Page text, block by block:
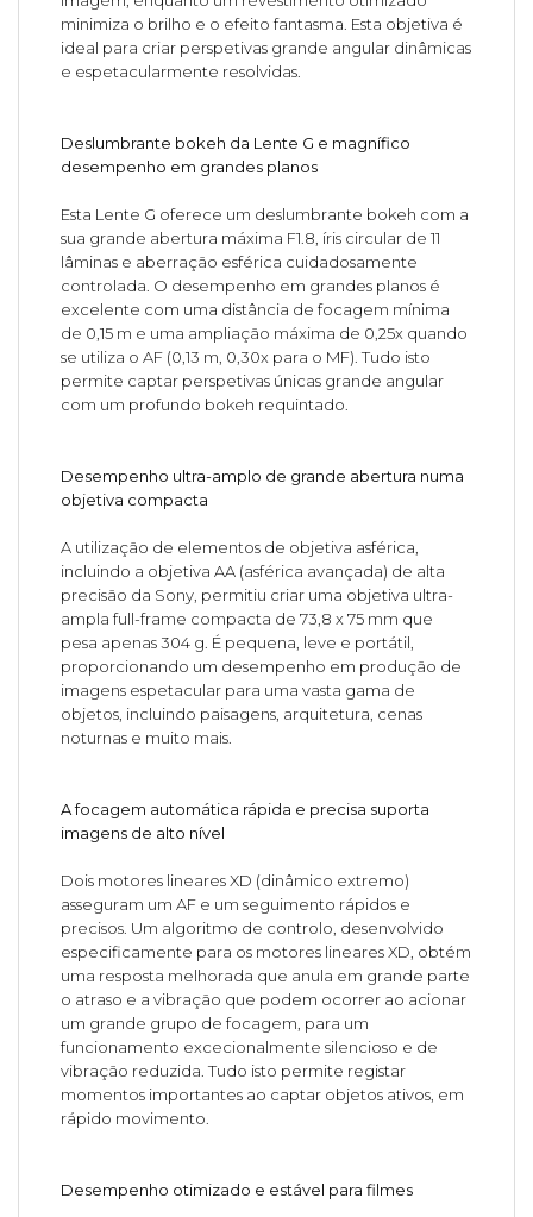
minimiza o brilho e o efeito fantasma. Esta objetiva é
ideal para criar perspetivas grande angular dinâmicas
e espetacularmente resolvidas.
Deslumbrante bokeh da Lente G e magnífico
desempenho em grandes planos
Esta Lente G oferece um deslumbrante bokeh com a
sua grande abertura máxima F1.8, íris circular de 11
lâminas e aberração esférica cuidadosamente
controlada. O desempenho em grandes planos é
excelente com uma distância de focagem mínima
de 0,15 m e uma ampliação máxima de 0,25x quando
se utiliza o AF (0,13 m, 0,30x para o MF). Tudo isto
permite captar perspetivas únicas grande angular
com um profundo bokeh requintado.
Desempenho ultra-amplo de grande abertura numa
objetiva compacta
A utilização de elementos de objetiva asférica,
incluindo a objetiva AA (asférica avançada) de alta
precisão da Sony, permitiu criar uma objetiva ultra-
ampla full-frame compacta de 73,8 x 75 mm que
pesa apenas 304 g. É pequena, leve e portátil,
proporcionando um desempenho em produção de
imagens espetacular para uma vasta gama de
objetos, incluindo paisagens, arquitetura, cenas
noturnas e muito mais.
A focagem automática rápida e precisa suporta
imagens de alto nível
Dois motores lineares XD (dinâmico extremo)
asseguram um AF e um seguimento rápidos e
precisos. Um algoritmo de controlo, desenvolvido
especificamente para os motores lineares XD, obtém
uma resposta melhorada que anula em grande parte
o atraso e a vibração que podem ocorrer ao acionar
um grande grupo de focagem, para um
funcionamento excecionalmente silencioso e de
vibração reduzida. Tudo isto permite registar
momentos importantes ao captar objetos ativos, em
rápido movimento.
Desempenho otimizado e estável para filmes